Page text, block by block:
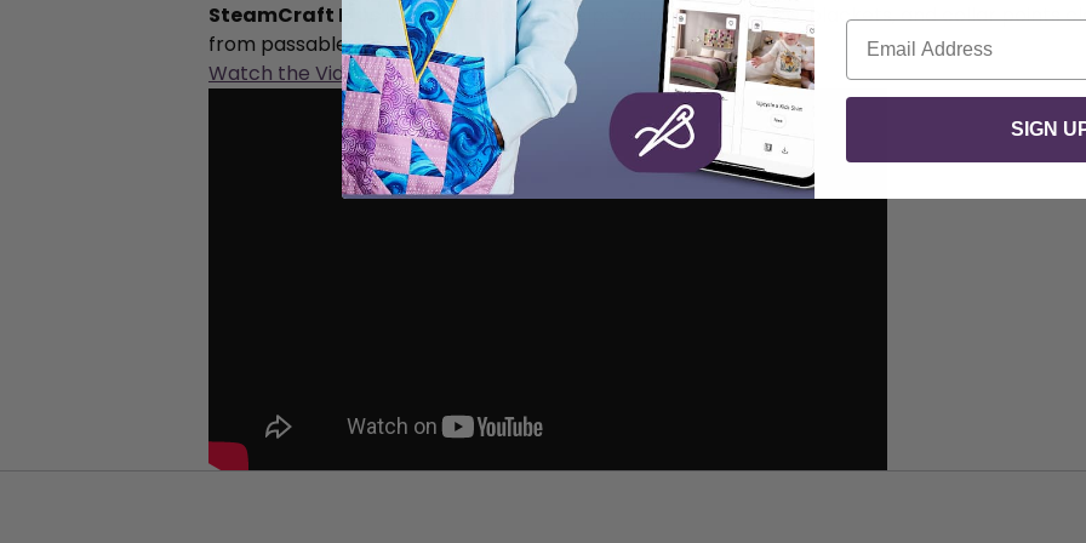
SteamCraft Plus
iron's precision tip helps you get into seams, plackets, and collar points
from passable to polished.
Watch the Video
Courriel
SIGN